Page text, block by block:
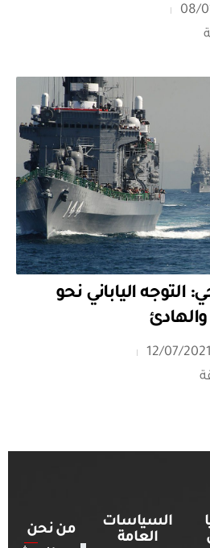
التوجه الياباني نحو
12/07/
السياسات
العامة
من نحن